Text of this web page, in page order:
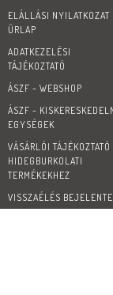
ELÁLLÁSI NYILATKOZAT
ŰRLAP
ADATKEZELÉSI
TÁJÉKOZTATÓ
ÁSZF - WEBSHOP
ÁSZF -
EGYSÉGEK
VÁSÁRLÓI TÁJÉKOZTATÓ
HIDEGBURKOLATI
TERMÉKEKHEZ
VISSZAÉLÉS